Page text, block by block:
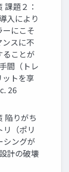
題２：
入により
ーにこそ
スに不
ることが
間（トレ
トを享
26
陥りがち
（ポリ
シングが
計の破壊